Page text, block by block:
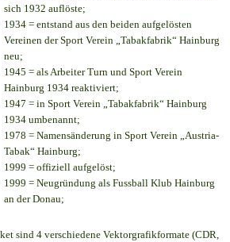
sich 1932 auflöste;
1934 = entstand aus den beiden aufgelösten
Vereinen der Sport Verein „Tabakfabrik“ Hainburg
neu;
1945 = als Arbeiter Turn und Sport Verein
Hainburg 1934 reaktiviert;
1947 = in Sport Verein „Tabakfabrik“ Hainburg
1934 umbenannt;
1978 = Namensänderung in Sport Verein „Austria-
Tabak“ Hainburg;
1999 = offiziell aufgelöst;
1999 = Neugründung als Fussball Klub Hainburg
an der Donau;
sind 4 verschiedene Vektorgrafikformate (CDR,